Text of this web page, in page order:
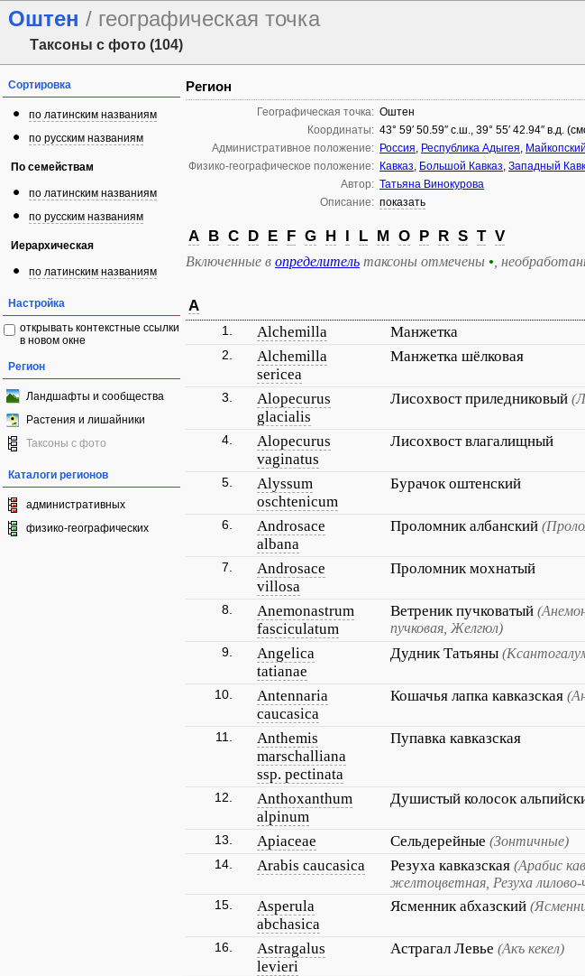
Оштен / географическая точка
Таксоны с фото (104)
Сортировка
по латинским названиям
по русским названиям
По семействам
по латинским названиям
по русским названиям
Иерархическая
по латинским названиям
Настройка
открывать контекстные ссылки
в новом окне
Регион
Ландшафты и сообщества
Растения и лишайники
Таксоны с фото
Каталоги регионов
административных
физико-географических
Регион
Географическая точка: Оштен
Координаты: 43° 59′ 50.59″ с.ш., 39° 55′ 42.94″ в.д.
Административное положение: Россия, Республика Адыгея,
Физико-географическое положение: Кавказ, Большой Кавказ, Западный
Автор: Татьяна Винокурова
Описание: показать
A B C D E F G H I L M O P R S T V
Включенные в определитель таксоны отмечены • ,
A
1. Alchemilla Манжетка
2.
Alchemilla
sericea
Манжетка шёлковая
3.
Alopecurus
glacialis
Лисохвост приледниковый
4.
Alopecurus
vaginatus
Лисохвост влагалищный
5.
Alyssum
oschtenicum
Бурачок оштенский
6.
Androsace
albana
Проломник албанский
7.
Androsace
villosa
Проломник мохнатый
8.
Anemonastrum
fasciculatum
Ветреник пучковатый
пучковая, Желгюл)
9.
Angelica
tatianae
Дудник Татьяны
10.
Antennaria
caucasica
Кошачья лапка кавказская
11.
Anthemis
marschalliana
ssp. pectinata
Пупавка кавказская
12.
Anthoxanthum
alpinum
Душистый колосок
13. Apiaceae Сельдерейные (Зонтичные)
14.
Arabis caucasica Резуха кавказская (Арабис
желтоцветная, Резуха
15.
Asperula
abchasica
Ясменник абхазский
16.
Astragalus
levieri
Астрагал Левье (Акъ кекел)